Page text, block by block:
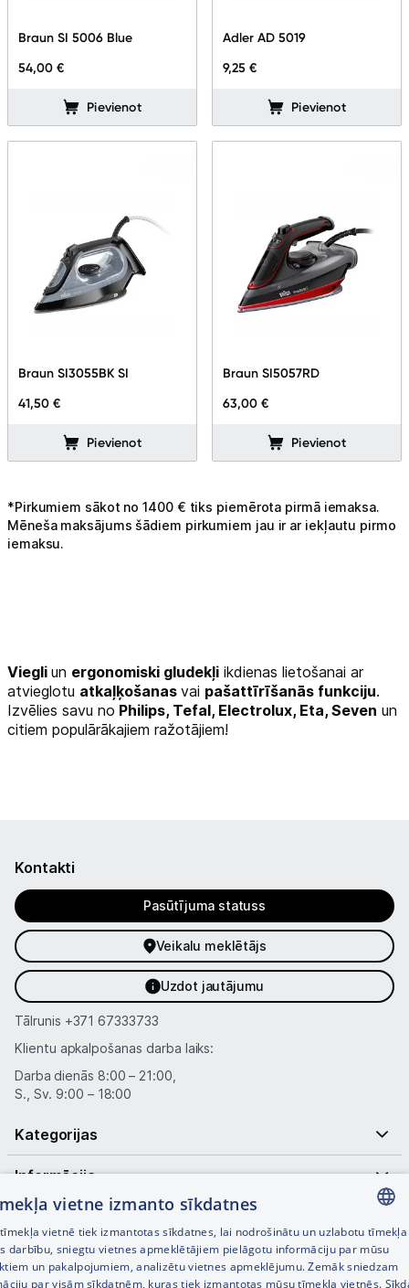
Braun SI 5006 Blue
54,00 €
Pievienot
Adler AD 5019
9,25 €
Pievienot
Braun SI3055BK SI
41,50 €
Pievienot
Braun SI5057RD
63,00 €
Pievienot
*Pirkumiem sākot no 1400 € tiks piemērota pirmā iemaksa.
Mēneša maksājums šādiem pirkumiem jau ir ar iekļautu pirmo
iemaksu.
Viegli un ergonomiski gludekļi ikdienas lietošanai ar
atvieglotu atkaļķošanas vai pašattīrīšanās funkciju.
Izvēlies savu no Philips, Tefal, Electrolux, Eta, Seven un
citiem populārākajiem ražotājiem!
Kontakti
Pasūtījuma statuss
Veikalu meklētājs
Uzdot jautājumu
Tālrunis +371 67333733
Klientu apkalpošanas darba laiks:
Darba dienās 8:00 – 21:00,
S., Sv. 9:00 – 18:00
Kategorijas
Informācija
Noderīgas saites
LATVIAN
RUSSIAN
vietne izmanto sīkdatnes
vietnē tiek izmantotas sīkdatnes, lai nodrošinātu un uzlabotu tīmekļa
darbību, sniegtu vietnes apmeklētājiem pielāgotu informāciju par mūsu
un pakalpojumiem, analizētu vietnes apmeklējumu. Zemāk sniedzam
par visām sīkdatnēm, kuras tiek izmantotas mūsu tīmekļa vietnēs.